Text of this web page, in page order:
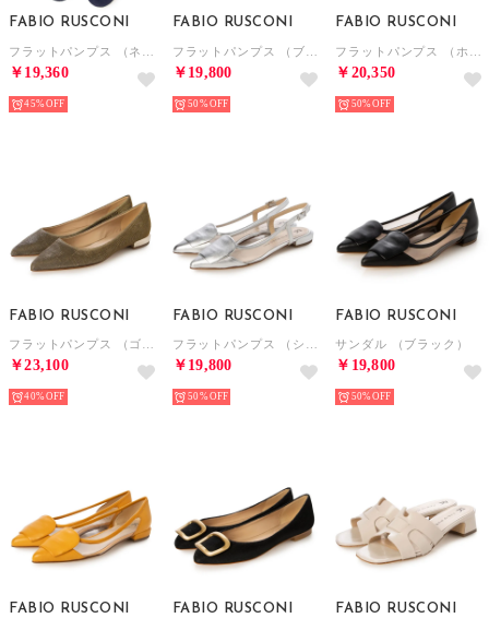
FABIO RUSCONI
￥19,360
45%
FABIO RUSCONI
￥19,800
50%
FABIO RUSCONI
￥20,350
50%
FABIO RUSCONI
￥23,100
40%
FABIO RUSCONI
￥19,800
50%
FABIO RUSCONI
サンダル （ブラック）
￥19,800
50%
FABIO RUSCONI FABIO RUSCONI FABIO RUSCONI